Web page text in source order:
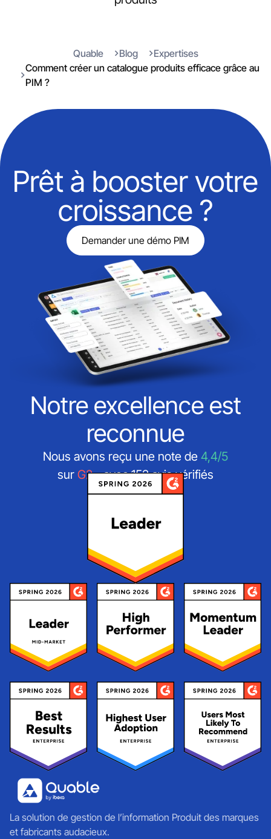
Quable Blog
Expertises
Comment créer un catalogue produits efficace grâce au
PIM ?
Prêt à booster votre
croissance ?
Demander une démo PIM
Notre excellence est
reconnue
Nous avons reçu une note de 4,4/5
sur G2- avec 152 avis vérifiés
La solution de gestion de l’information Produit des marques
et fabricants audacieux.